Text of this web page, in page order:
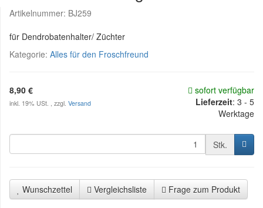
Artikelnummer: BJ259
für Dendrobatenhalter/ Züchter
Kategorie: Alles für den Froschfreund
8,90 €
inkl. 19% USt. , zzgl. Versand
sofort verfügbar
Lieferzeit: 3 - 5
Werktage
Stk.
Wunschzettel Vergleichsliste Frage zum Produkt